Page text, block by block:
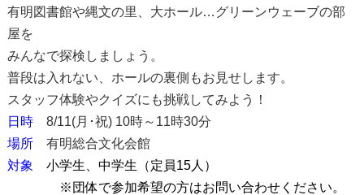
有明図書館や縄文の里、大ホール…グリーンウェーブの部
屋を
みんなで探検しましょう。
普段は入れない、ホールの裏側もお見せします。
スタッフ体験やクイズにも挑戦してみよう！
日時8/11(月･祝) 10時～11時30分
場所有明総合文化会館
対象
小学生、中学生（定員15人）
※団体で参加希望の方はお問い合わせください。